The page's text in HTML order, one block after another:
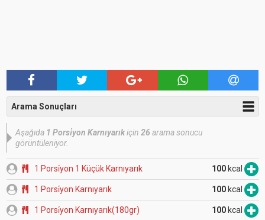
Arama Sonuçları
Aşağıda 1 Porsi̇yon Karnıyarıkiçin 26 arama sonucu
görüntüleniyor.
1 Porsi̇yon 1 Küçük Karnıyarık 100 kcal
1 Porsi̇yon Karnıyarık 100 kcal
1 Porsi̇yon Karnıyarık(180gr) 100 kcal